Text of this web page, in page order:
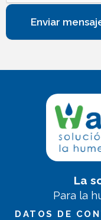
Enviar
La
Para la
DATOS DE